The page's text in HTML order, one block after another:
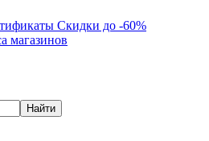
Скидки до -60%
магазинов
Найти